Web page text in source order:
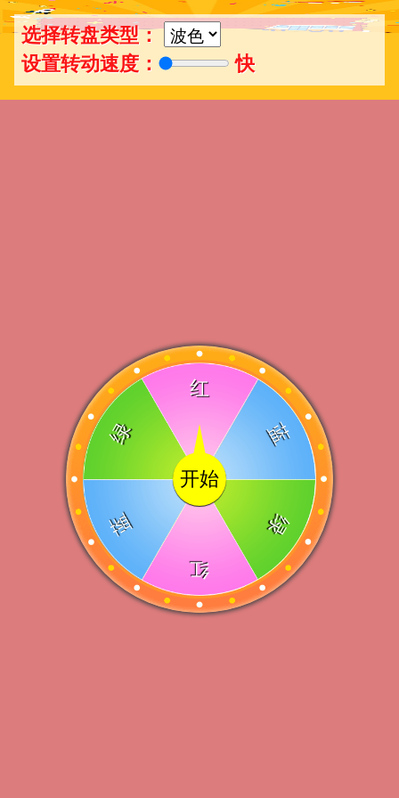
选择转盘类型：
设置转动速度：
快
开始
红
蓝
绿
红
蓝
绿